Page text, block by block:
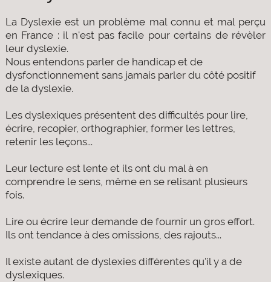
La Dyslexie est un problème mal connu et mal perçu
en France : il n'est pas facile pour certains de révèler
leur dyslexie.
Nous entendons parler de handicap et de
dysfonctionnement sans jamais parler du côté positif
de la dyslexie.
Les dyslexiques présentent des difficultés pour lire,
écrire, recopier, orthographier, former les lettres,
retenir les leçons...
Leur lecture est lente et ils ont du mal à en
comprendre le sens, même en se relisant plusieurs
fois.
Lire ou écrire leur demande de fournir un gros effort.
Ils ont tendance à des omissions, des rajouts...
Il existe autant de dyslexies différentes qu'il y a de
dyslexiques.